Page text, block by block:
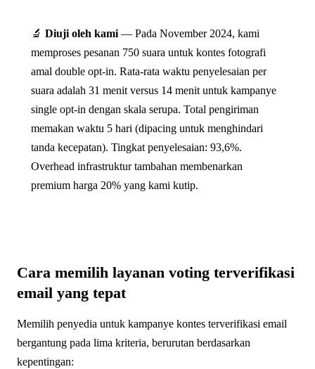
🔬 Diuji oleh kami — Pada November 2024, kami
memproses pesanan 750 suara untuk kontes fotografi
amal double opt-in. Rata-rata waktu penyelesaian per
suara adalah 31 menit versus 14 menit untuk kampanye
single opt-in dengan skala serupa. Total pengiriman
memakan waktu 5 hari (dipacing untuk menghindari
tanda kecepatan). Tingkat penyelesaian: 93,6%.
Overhead infrastruktur tambahan membenarkan
premium harga 20% yang kami kutip.
Cara memilih layanan voting terverifikasi
email yang tepat
Memilih penyedia untuk kampanye kontes terverifikasi email
bergantung pada lima kriteria, berurutan berdasarkan
kepentingan: